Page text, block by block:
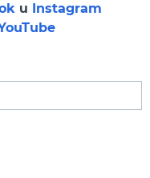
и Instagram